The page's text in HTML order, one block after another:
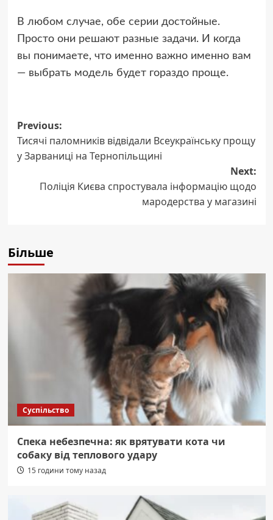
В любом случае, обе серии достойные.
Просто они решают разные задачи. И когда
вы понимаете, что именно важно именно вам
— выбрать модель будет гораздо проще.
Post
navigation
Previous:
Тисячі паломників відвідали Всеукраїнську прощу
у Зарваниці на Тернопільщині
Next:
Поліція Києва спростувала інформацію щодо
мародерства у магазині
Більше
Суспільство
Спека небезпечна: як врятувати кота чи
собаку від теплового удару
15 години тому назад